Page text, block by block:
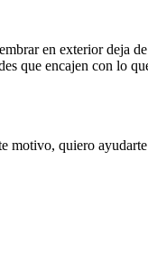
en exterior deja
que encajen con lo
motivo, quiero